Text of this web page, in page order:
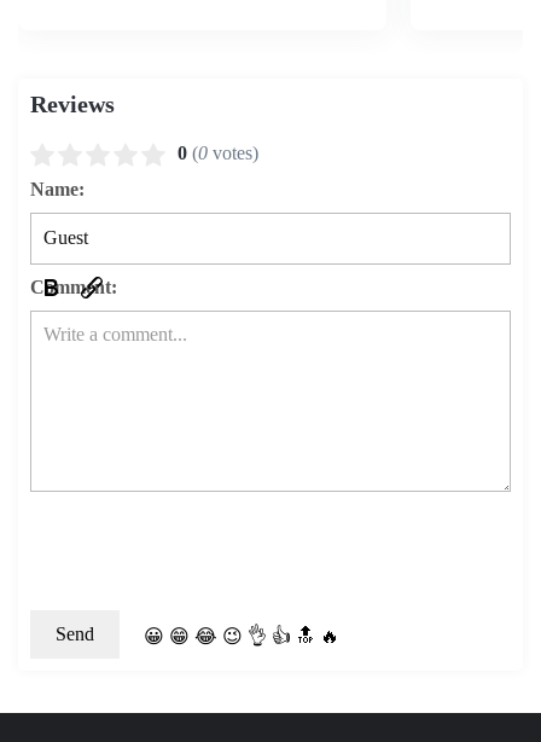
Reviews
0 (0 votes)
Name:
Comment:
😀 😁 😂 😉 👌 👍 🔝 🔥